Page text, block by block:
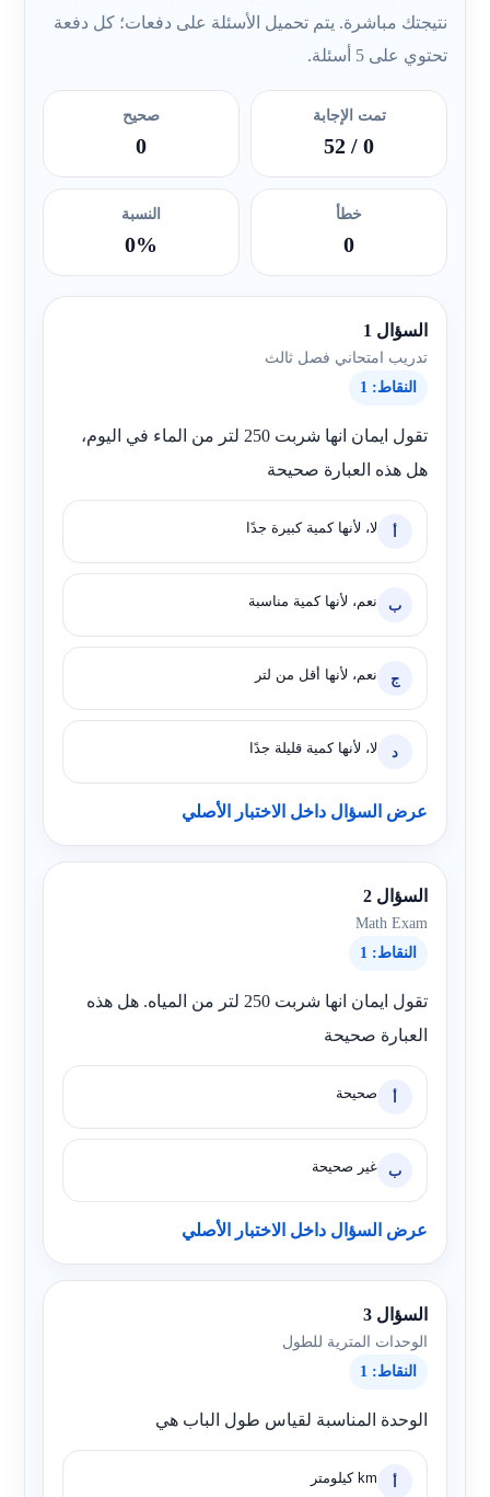
نتيجتك مباشرة. يتم تحميل الأسئلة على دفعات؛ كل دفعة
تحتوي على 5 أسئلة.
تمت الإجابة
0
/ 52
صحيح
0
خطأ
0
النسبة
0%
السؤال 1
تدريب امتحاني فصل ثالث
النقاط: 1
تقول ايمان انها شربت 250 لتر من الماء في اليوم،
هل هذه العبارة صحيحة
أ لا، لأنها كمية كبيرة جدًا
ب نعم، لأنها كمية مناسبة
ج نعم، لأنها أقل من لتر
د لا، لأنها كمية قليلة جدًا
عرض السؤال داخل الاختبار الأصلي
السؤال 2
Math Exam
النقاط: 1
تقول ايمان انها شربت 250 لتر من المياه. هل هذه
العبارة صحيحة
أ صحيحة
ب غير صحيحة
عرض السؤال داخل الاختبار الأصلي
السؤال 3
الوحدات المترية للطول
النقاط: 1
الوحدة المناسبة لقياس طول الباب هي
أ km كيلومتر